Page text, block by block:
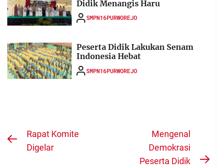
Didik Menangis Haru
SMPN16PURWOREJO
Peserta Didik Lakukan Senam
Indonesia Hebat
SMPN16PURWOREJO
Navigasi
pos
Previous
Rapat Komite
Digelar
Mengenal
Demokrasi
Peserta Didik